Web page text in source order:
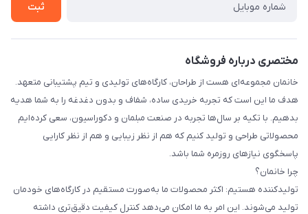
ثبت
مختصری درباره فروشگاه
خانمان مجموعه‌ای هست از طراحان، کارگاه‌های تولیدی و تیم پشتیبانی متعهد.
هدف ما این است که تجربه خریدی ساده، شفاف و بدون دغدغه را به شما هدیه
بدهیم. با تکیه بر سال‌ها تجربه در صنعت مبلمان و دکوراسیون، سعی کرده‌ایم
محصولاتی طراحی و تولید کنیم که هم از نظر زیبایی و هم از نظر کارایی
پاسخگوی نیازهای روزمره شما باشد.
چرا خانمان؟
تولیدکننده هستیم: اکثر محصولات ما به‌صورت مستقیم در کارگاه‌های خودمان
تولید می‌شوند. این امر به ما امکان می‌دهد کنترل کیفیت دقیق‌تری داشته